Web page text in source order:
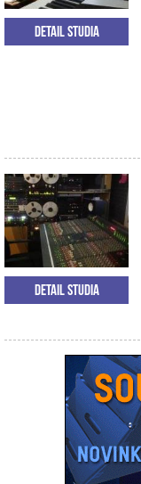
Detail studia
Detail studia